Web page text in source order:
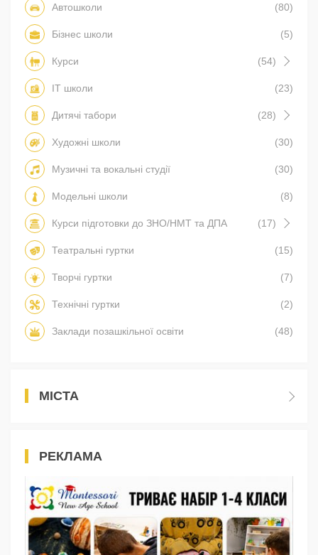
Автошколи (80)
Бізнес школи (5)
Курси (54)
IT школи (23)
Дитячі табори (28)
Художні школи (30)
Музичні та вокальні студії (30)
Модельні школи (8)
Курси підготовки до ЗНО/НМТ та ДПА (17)
Театральні гуртки (15)
Творчі гуртки (7)
Технічні гуртки (2)
Заклади позашкільної освіти (48)
МІСТА
РЕКЛАМА